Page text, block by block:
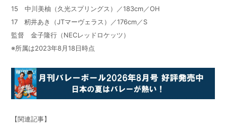
15 中川美柚（久光スプリングス）／183cm／OH
17 籾井あき（JTマーヴェラス）／176cm／S
監督 金子隆行（NECレッドロケッツ）
※所属は2023年8月18日時点
【関連記事】